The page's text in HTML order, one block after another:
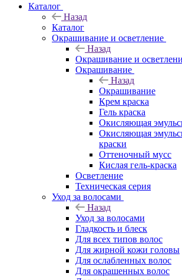
Каталог
Назад
Каталог
Окрашивание и осветление
Назад
Окрашивание и
Окрашивание
Назад
Окрашивание
Крем краска
Гель краска
Окисляющая
Окисляющая
краски
Оттеночный мусс
Кислая гель-краска
Осветление
Техническая серия
Уход за волосами
Назад
Уход за волосами
Гладкость и блеск
Для всех типов волос
Для жирной кожи головы
Для ослабленных волос
Для окрашенных волос